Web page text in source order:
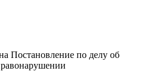
Постановление по делу об